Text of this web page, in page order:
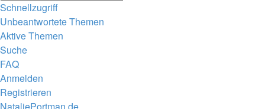
Schnellzugriff
Unbeantwortete Themen
Aktive Themen
Suche
FAQ
Anmelden
Registrieren